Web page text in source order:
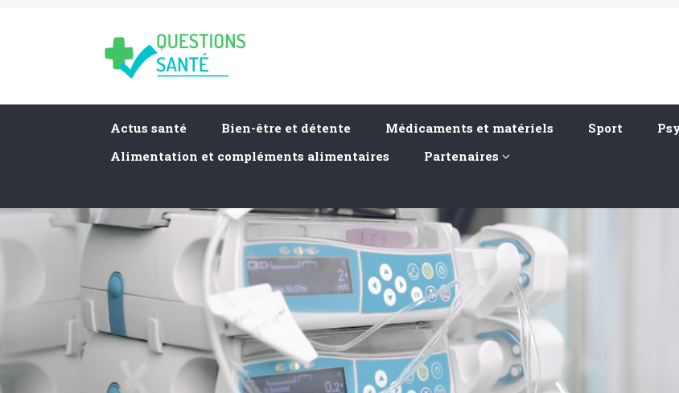
Actus santé Bien-être et détente Médicaments et matériels Sport
Alimentation et compléments alimentaires
Partenaires